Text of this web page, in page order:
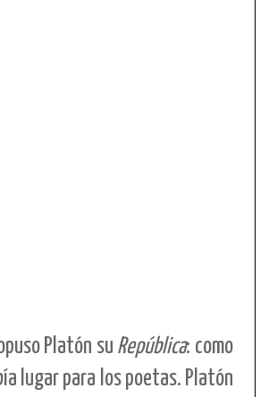
Platón su República: como
lugar para los poetas. Platón